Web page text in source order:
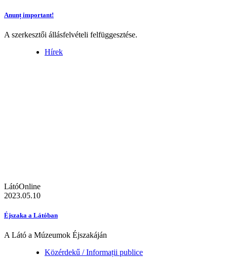
Anunț important!
A szerkesztői állásfelvételi felfüggesztése.
Hírek
LátóOnline
2023.05.10
Éjszaka a Látóban
A Látó a Múzeumok Éjszakáján
Közérdekű / Informații publice